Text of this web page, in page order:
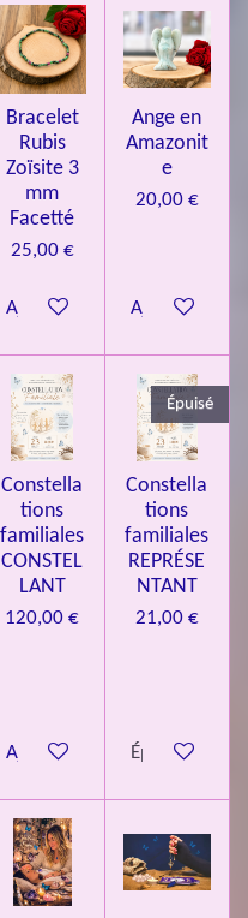
l
e
s
l
e
s
é
v
a
l
u
Bracelet
Rubis
Zoïsite 3
mm
Facetté
25,00 €
Ajouter au panier
Ange en
Amazonit
e
20,00 €
Ajouter au
Constella
tions
familiales
CONSTEL
LANT
120,00 €
Ajouter au panier
Épuisé
Constella
tions
familiales
REPRÉSE
NTANT
21,00 €
Épuisé